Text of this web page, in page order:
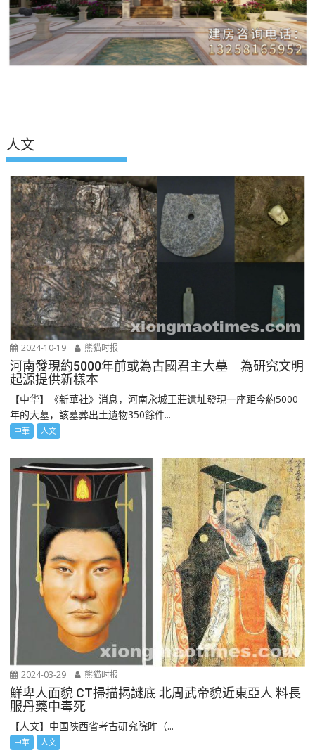
人文
2024-10-19 熊猫时报
河南發現約5000年前或為古國君主大墓 為研究文明
起源提供新樣本
【中华】《新華社》消息，河南永城王莊遺址發現一座距今約5000
年的大墓，該墓葬出土遺物350餘件...
中華 人文
2024-03-29 熊猫时报
鮮卑人面貌 CT掃描揭謎底 北周武帝貌近東亞人 料長
服丹藥中毒死
【人文】中国陜西省考古研究院昨（...
中華 人文